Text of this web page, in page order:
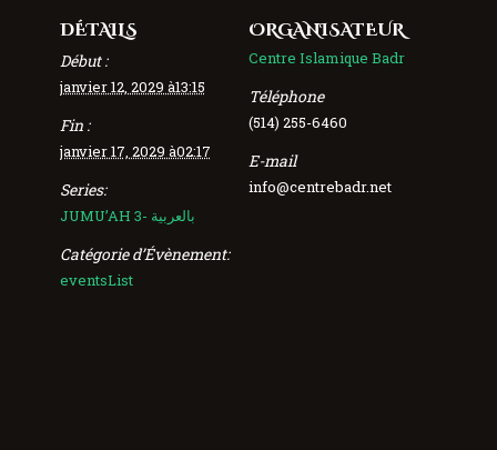
DÉTAILS
Début :
janvier 12, 2029 à13:15
Fin :
janvier 17, 2029 à02:17
Series:
JUMU’AH 3- بالعربية
Catégorie d’Évènement:
eventsList
ORGANISATEUR
Centre Islamique Badr
Téléphone
(514) 255-6460
E-mail
info@centrebadr.net